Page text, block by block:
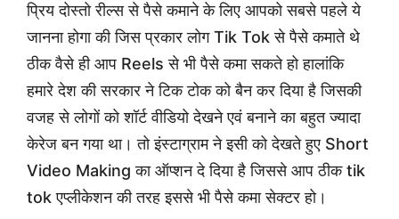
प्रिय दोस्तो रील्स से पैसे कमाने के लिए आपको सबसे पहले ये
जानना होगा की जिस प्रकार लोग Tik Tok से पैसे कमाते थे
ठीक वैसे ही आप Reels से भी पैसे कमा सकते हो हालांकि
हमारे देश की सरकार ने टिक टोक को बैन कर दिया है जिसकी
वजह से लोगों को शॉर्ट वीडियो देखने एवं बनाने का बहुत ज्यादा
केरेज बन गया था। तो इंस्टाग्राम ने इसी को देखते हुए Short
Video Making का ऑप्शन दे दिया है जिससे आप ठीक tik
tok एप्लीकेशन की तरह इससे भी पैसे कमा सेक्टर हो।